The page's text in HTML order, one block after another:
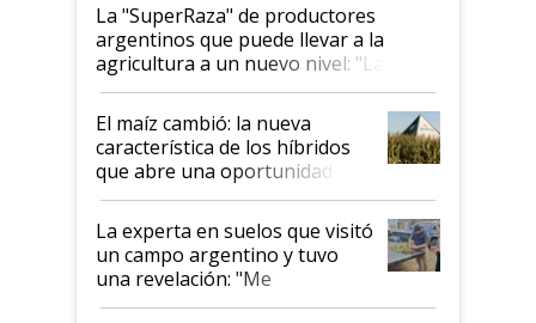
La "SuperRaza" de productores
argentinos que puede llevar a la
agricultura a un nuevo nivel: "Las
posibilidades de crecimiento son
infinitas"
El maíz cambió: la nueva
característica de los híbridos
que abre una oportunidad en
el lote
La experta en suelos que visitó
un campo argentino y tuvo
una revelación: "Me
impresionó mucho"